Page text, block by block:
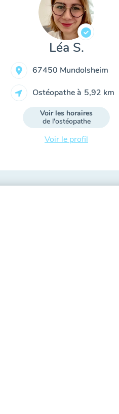
Léa S.
67450 Mundolsheim
Ostéopathe à 5,92 km
Voir les horaires
de l'ostéopathe
Voir le profil